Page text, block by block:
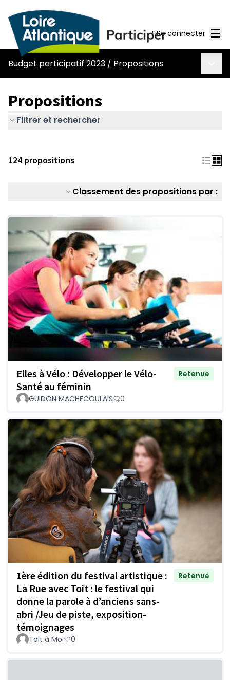
Se connecter
Budget participatif 2023 / Propositions
Propositions
Filtrer et rechercher
124 propositions
Classement des propositions par :
Elles à Vélo : Développer le Vélo-
Santé au féminin
Retenue
GUIDON MACHECOULAIS 0
1ère édition du festival artistique :
La Rue avec Toit : le festival qui
donne la parole à d’anciens sans-
abri /Jeu de piste, exposition-
témoignages
Retenue
Toit à Moi 0